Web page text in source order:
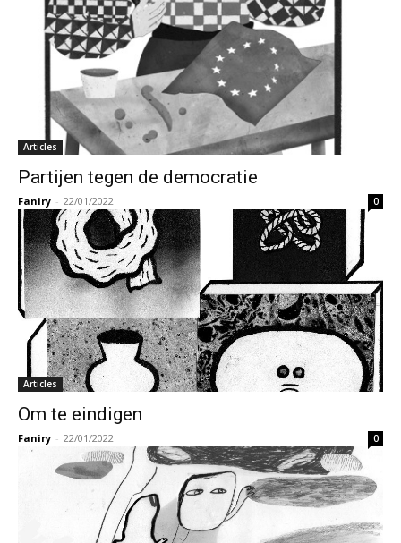
Articles
Partijen tegen de democratie
Faniry - 22/01/2022 0
Articles
Om te eindigen
Faniry - 22/01/2022 0